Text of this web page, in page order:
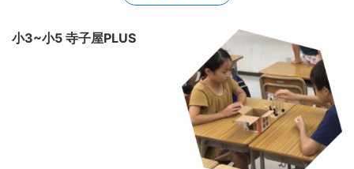
小3~小5 寺子屋PLUS